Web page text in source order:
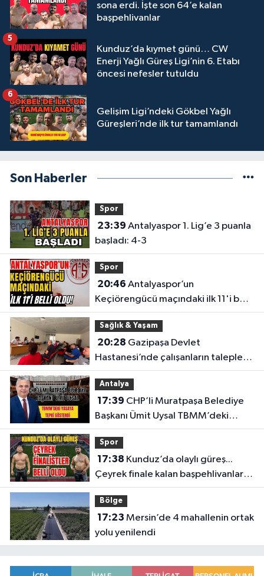
sona erdi. İşte son 64’e kalan
başpehlivanlar
Kunduz’da kıymet günü… CW
Enerji Yağlı Güreş Ligi’nin 6. Etabı
öncesi nefesler tutuldu
5
Gelişim Ligi’ndeki Gökbel Yağlı
Güreşleri’nde ilk tur tamamlandı
6
Son Haberler
Spor
23:39
başladı: 4-3
Spor
20:46
Keçiörengücü maçındaki ilk 11'i belli
oldu!
Sağlık & Yaşam
20:28
Hastanesi’nde çalışanların talepleri
masaya yatırıldı
Antalya
17:39
Başkanı Ümit Uysal TBMM’deki
yasaya tepki gösterdi
Spor
17:38
Çeyrek finale kalan başpehlivanlar
belli oldu
Bölge
17:23
yolu yenilendi